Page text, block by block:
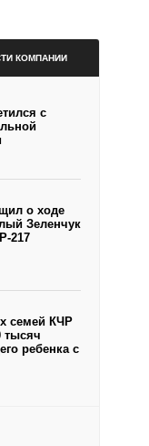
КОМПАНИИ
с
о ходе
Зеленчук
217
семей КЧР
тысяч
ребенка с